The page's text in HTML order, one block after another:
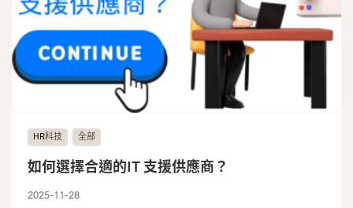
HR科技 全部
如何選擇合適的IT 支援供應商？
2025-11-28